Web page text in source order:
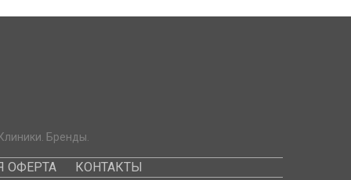
Бренды.
ОФЕРТА КОНТАКТЫ